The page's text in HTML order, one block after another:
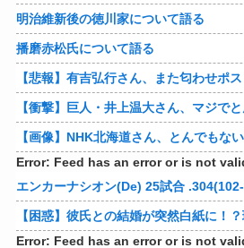
明治維新後の徳川家について語る
播磨赤松氏について語る
【衝撃】巨人・井上温大さん、マジで
Error: Feed has an error or is not
Error: Feed has an error or is not